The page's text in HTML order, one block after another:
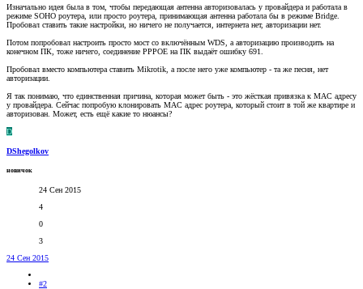
Изначально идея была в том, чтобы передающая антенна авторизовалась у провайдера и работала в
режиме SOHO роутера, или просто роутера, принимающая антенна работала бы в режиме Bridge.
Пробовал ставить такие настройки, но ничего не получается, интернета нет, авторизации нет.
Потом попробовал настроить просто мост со включённым WDS, а авторизацию производить на
конечном ПК, тоже ничего, соединение PPPOE на ПК выдаёт ошибку 691.
Пробовал вместо компьютера ставить Mikrotik, а после него уже компьютер - та же песня, нет
авторизации.
Я так понимаю, что единственная причина, которая может быть - это жёсткая привязка к MAC адресу
у провайдера. Сейчас попробую клонировать MAC адрес роутера, который стоит в той же квартире и
авторизован. Может, есть ещё какие то нюансы?
D
DShegolkov
новичок
24 Сен 2015
4
0
3
24 Сен 2015
#2